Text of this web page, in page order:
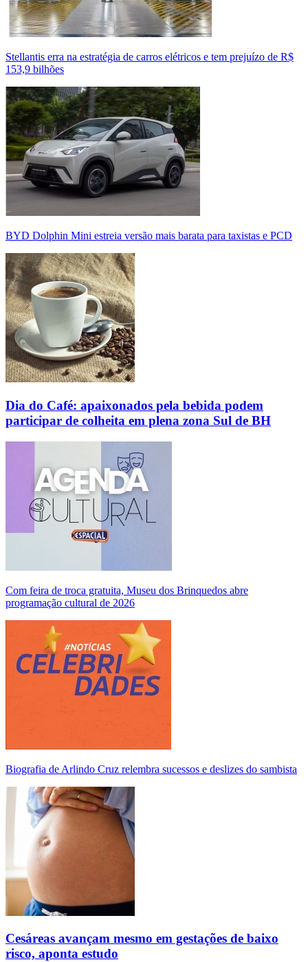
Stellantis erra na estratégia de carros elétricos e tem prejuízo de R$
153,9 bilhões
BYD Dolphin Mini estreia versão mais barata para taxistas e PCD
Dia do Café: apaixonados pela bebida podem
participar de colheita em plena zona Sul de BH
Com feira de troca gratuita, Museu dos Brinquedos abre
programação cultural de 2026
Biografia de Arlindo Cruz relembra sucessos e deslizes do sambista
Cesáreas avançam mesmo em gestações de baixo
risco, aponta estudo